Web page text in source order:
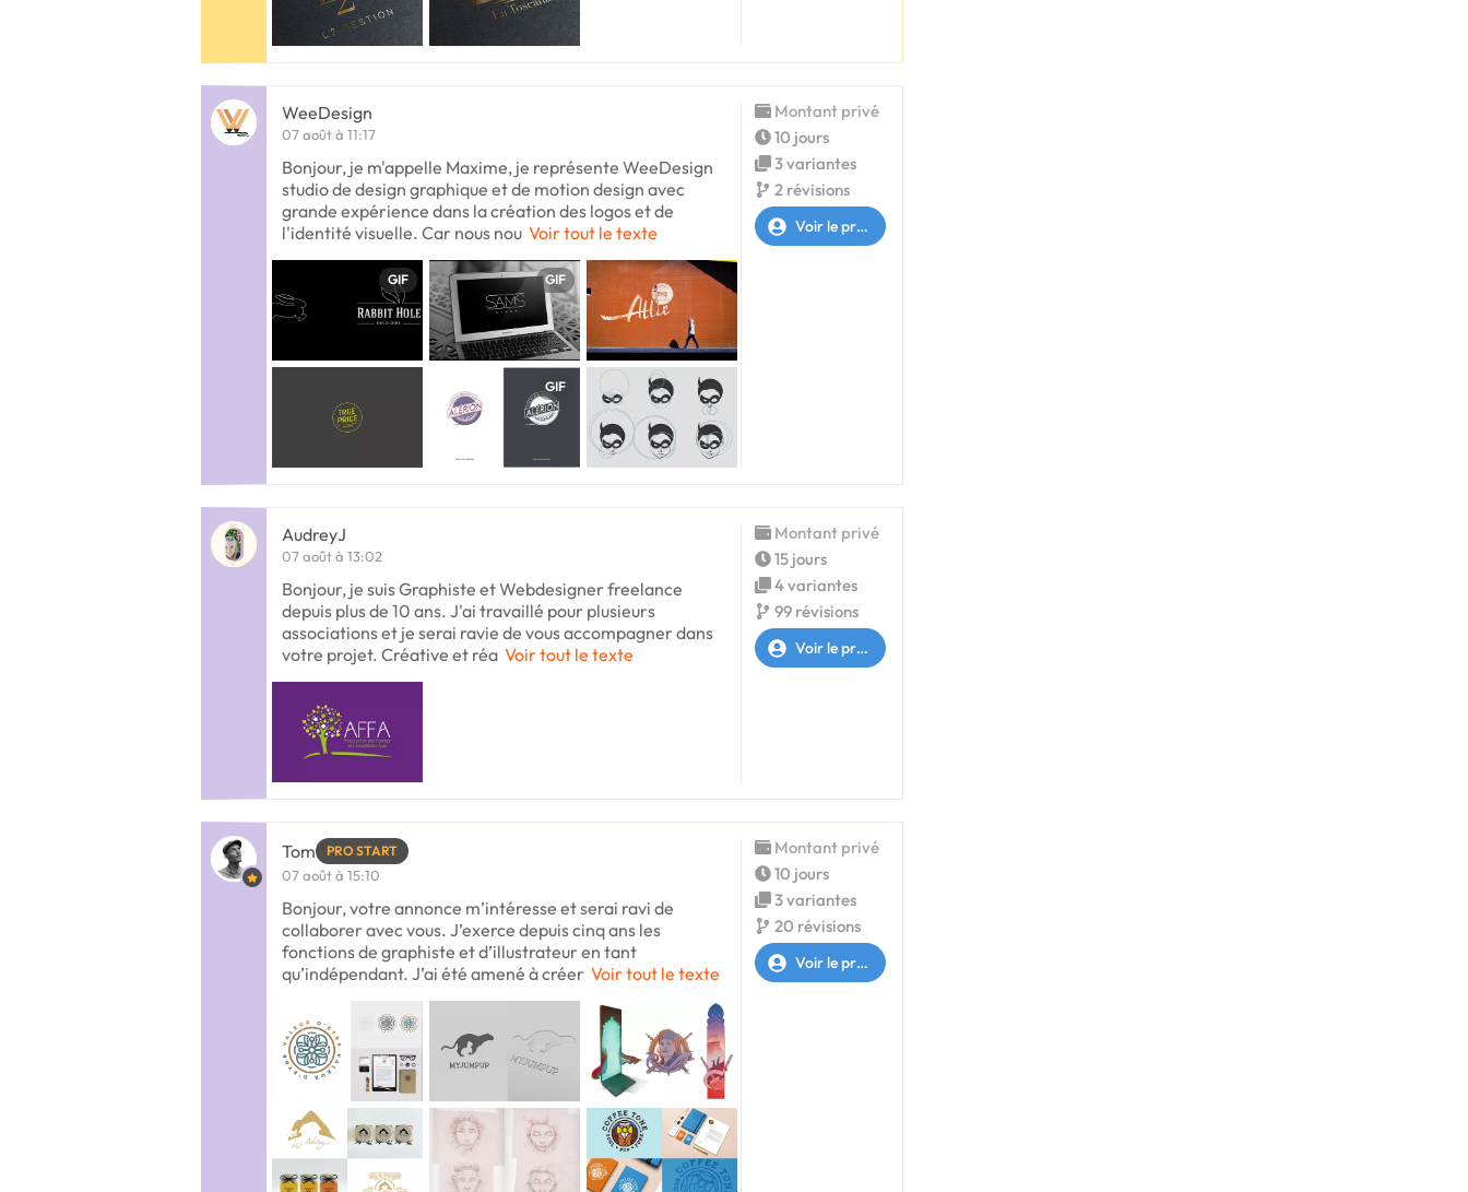
WeeDesign
07 août à 11:17
Bonjour, je m'appelle Maxime, je représente WeeDesign
studio de design graphique et de motion design avec
grande expérience dans la création des logos et de
l'identité visuelle. Car nous nou Voir tout le texte
GIF GIF
GIF
Montant privé
10 jours
3 variantes
2 révisions
Voir le profil
AudreyJ
07 août à 13:02
Bonjour, je suis Graphiste et Webdesigner freelance
depuis plus de 10 ans. J'ai travaillé pour plusieurs
associations et je serai ravie de vous accompagner dans
votre projet. Créative et réa Voir tout le texte
Montant privé
15 jours
4 variantes
99 révisions
Voir le profil
Tom PRO START
07 août à 15:10
Bonjour, votre annonce m’intéresse et serai ravi de
collaborer avec vous. J’exerce depuis cinq ans les
fonctions de graphiste et d’illustrateur en tant
qu’indépendant. J’ai été amené à créer Voir tout le texte
Montant privé
10 jours
3 variantes
20 révisions
Voir le profil